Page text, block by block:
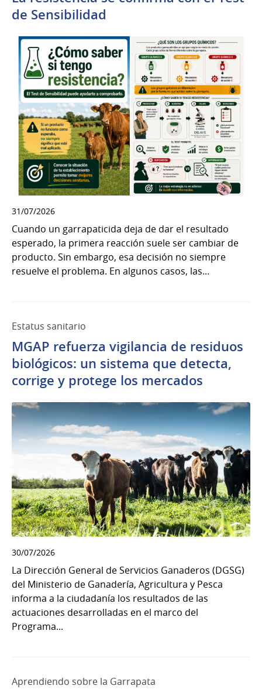
de Sensibilidad
31/07/2026
Cuando un garrapaticida deja de dar el resultado
esperado, la primera reacción suele ser cambiar de
producto. Sin embargo, esa decisión no siempre
resuelve el problema. En algunos casos, las...
Estatus sanitario
MGAP refuerza vigilancia de residuos
biológicos: un sistema que detecta,
corrige y protege los mercados
30/07/2026
La Dirección General de Servicios Ganaderos (DGSG)
del Ministerio de Ganadería, Agricultura y Pesca
informa a la ciudadanía los resultados de las
actuaciones desarrolladas en el marco del
Programa...
Aprendiendo sobre la Garrapata